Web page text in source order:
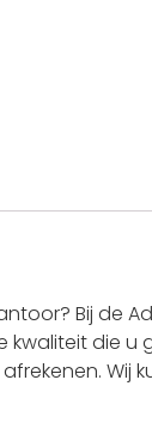
Bij de
die u
Wij